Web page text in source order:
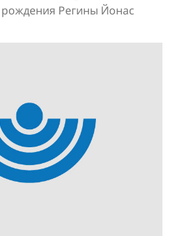
Регины Йонас